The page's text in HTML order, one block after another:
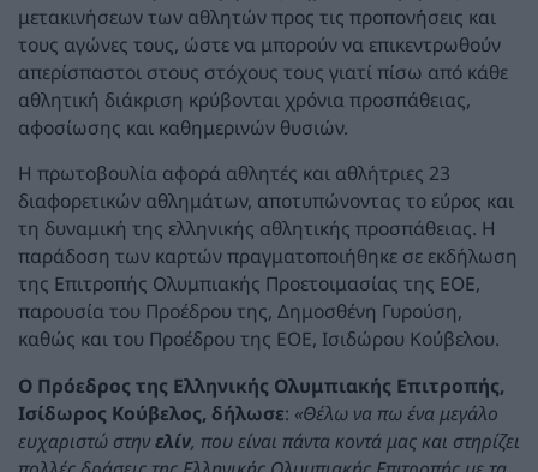
μετακινήσεων των αθλητών προς τις προπονήσεις και
τους αγώνες τους, ώστε να μπορούν να επικεντρωθούν
απερίσπαστοι στους στόχους τους γιατί πίσω από κάθε
αθλητική διάκριση κρύβονται χρόνια προσπάθειας,
αφοσίωσης και καθημερινών θυσιών.
Η πρωτοβουλία αφορά αθλητές και αθλήτριες 23
διαφορετικών αθλημάτων, αποτυπώνοντας το εύρος και
τη δυναμική της ελληνικής αθλητικής προσπάθειας. Η
παράδοση των καρτών πραγματοποιήθηκε σε εκδήλωση
της Επιτροπής Ολυμπιακής Προετοιμασίας της ΕΟΕ,
παρουσία του Προέδρου της, Δημοσθένη Γυρούση,
καθώς και του Προέδρου της ΕΟΕ, Ισιδώρου Κούβελου.
Ο Πρόεδρος της Ελληνικής Ολυμπιακής Επιτροπής,
Ισίδωρος Κούβελος, δήλωσε: «Θέλω να πω ένα μεγάλο
ευχαριστώ στηνελίν, που είναι πάντα κοντά μας και στηρίζει